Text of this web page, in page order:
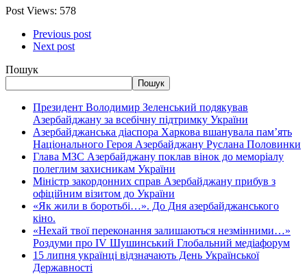
Post Views: 578
Previous post
Next post
Пошук
Пошук
Президент Володимир Зеленський подякував
Азербайджану за всебічну підтримку України
Азербайджанська діаспора Харкова вшанувала пам’ять
Національного Героя Азербайджану Руслана Половинки
Глава МЗС Азербайджану поклав вінок до меморіалу
полеглим захисникам України
Міністр закордонних справ Азербайджану прибув з
офіційним візитом до України
«Як жили в боротьбі…». До Дня азербайджанського
кіно.
«Нехай твої переконання залишаються незмінними…»
Роздуми про IV Шушинський Глобальний медіафорум
15 липня українці відзначають День Української
Державності